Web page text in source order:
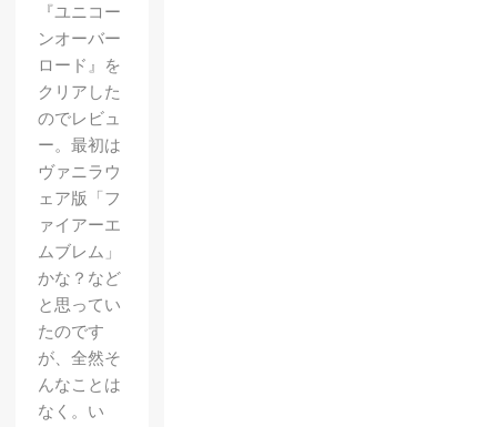
『ユニコー
ンオーバー
ロード』を
クリアした
のでレビュ
ー。最初は
ヴァニラウ
ェア版「フ
ァイアーエ
ムブレム」
かな？など
と思ってい
たのです
が、全然そ
んなことは
なく。い